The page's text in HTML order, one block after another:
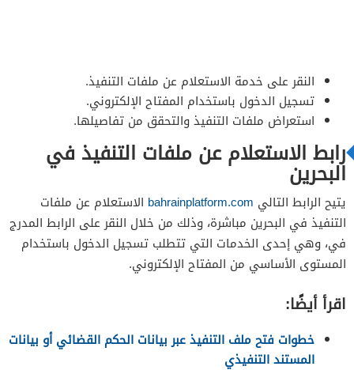
النقر على خدمة الاستعلام عن ملفات التنفيذ.
تسجيل الدخول باستخدام المفتاح الإلكتروني.
استعراض ملفات التنفيذ والتحقق من تفاصيلها.
رابط الاستعلام عن ملفات التنفيذ في
البحرين
يتيح الرابط التالي bahrainplatform.com الاستعلام عن ملفات
التنفيذ في البحرين مباشرة، وذلك من خلال النقر على الرابط المدرج
في، وهي إحدى الخدمات التي تتطلب تسجيل الدخول باستخدام
المستوى الأساسي من المفتاح الإلكتروني.
اقرأ أيضًا:
خطوات فتح ملف التنفيذ عبر بيانات الحكم القضائي أو بيانات
المستند التنفيذي